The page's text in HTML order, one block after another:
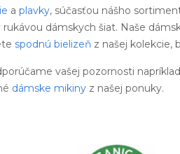
a plavky, súčasťou nášho
dámskych šiat. Naše
spodnú bielizeň z našej kolekcie,
vašej pozornosti
dámske mikiny z našej ponuky.